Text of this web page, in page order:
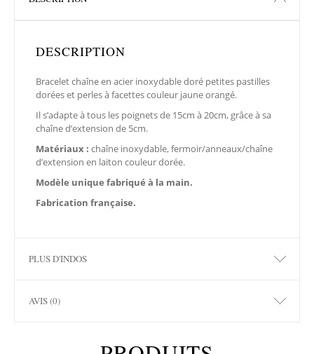
DESCRIPTION
Bracelet chaîne en acier inoxydable doré petites pastilles
dorées et perles à facettes couleur jaune orangé.
Il s’adapte à tous les poignets de 15cm à 20cm, grâce à sa
chaîne d’extension de 5cm.
Matériaux : chaîne inoxydable, fermoir/anneaux/chaîne
d’extension en laiton couleur dorée.
Modèle unique fabriqué à la main.
Fabrication française.
PLUS D'INDOS
AVIS (0)